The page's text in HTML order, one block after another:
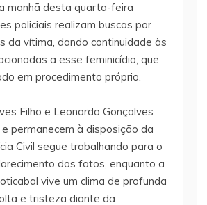
manhã desta quarta-feira
policiais realizam buscas por
da vítima, dando continuidade às
a esse feminicídio, que
em procedimento próprio.
Filho e Leonardo Gonçalves
permanecem à disposição da
Civil segue trabalhando para o
dos fatos, enquanto a
vive um clima de profunda
e tristeza diante da